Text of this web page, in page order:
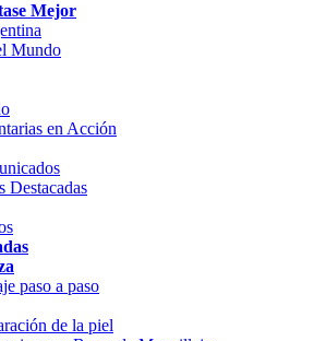
Mejor
Mundo
en Acción
Destacadas
paso a paso
de la piel